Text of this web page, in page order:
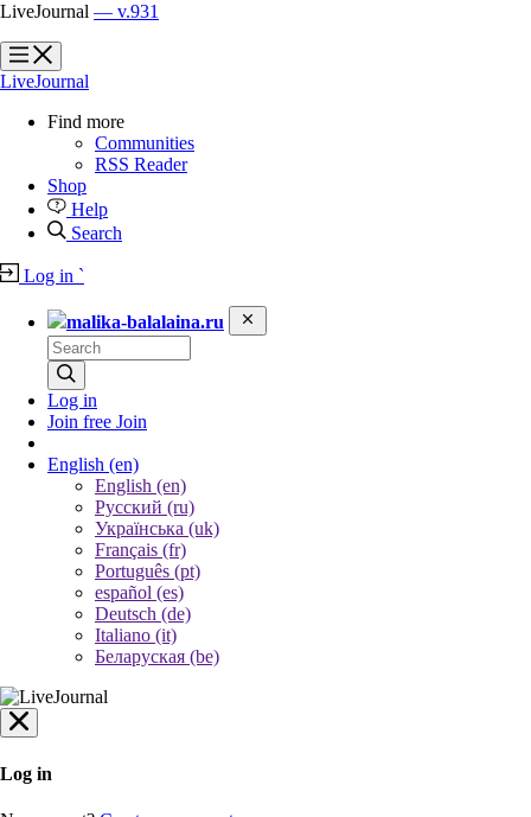
LiveJournal — v.931
?
?
LiveJournal
Find more
Communities
RSS Reader
Shop
Help
Search
Log in `
malika-balalaina.ru
Log in
Join free Join
English (en)
English (en)
Русский (ru)
Українська (uk)
Français (fr)
Português (pt)
español (es)
Deutsch (de)
Italiano (it)
Беларуская (be)
Log in